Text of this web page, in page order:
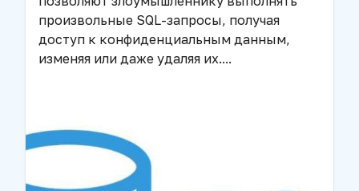
произвольные SQL-запросы, получая
доступ к конфиденциальным данным,
изменяя или даже удаляя их....